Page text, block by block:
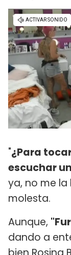
"¿Para
escuchar
ya, no me
molesta.
Aunque,
dando a